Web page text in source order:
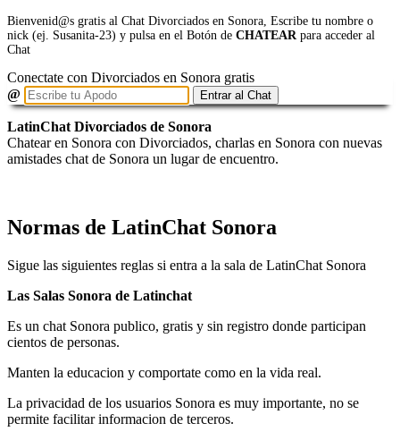
Bienvenid@s gratis al Chat Divorciados en Sonora, Escribe tu nombre o
nick (ej. Susanita-23) y pulsa en el Botón de CHATEAR para acceder al
Chat
Conectate con Divorciados en Sonora gratis
@
Entrar al Chat
LatinChat Divorciados de Sonora
Chatear en Sonora con Divorciados, charlas en Sonora con nuevas
amistades chat de Sonora un lugar de encuentro.
Normas de LatinChat Sonora
Sigue las siguientes reglas si entra a la sala de LatinChat Sonora
Las Salas Sonora de Latinchat
Es un chat Sonora publico, gratis y sin registro donde participan
cientos de personas.
Manten la educacion y comportate como en la vida real.
La privacidad de los usuarios Sonora es muy importante, no se
permite facilitar informacion de terceros.